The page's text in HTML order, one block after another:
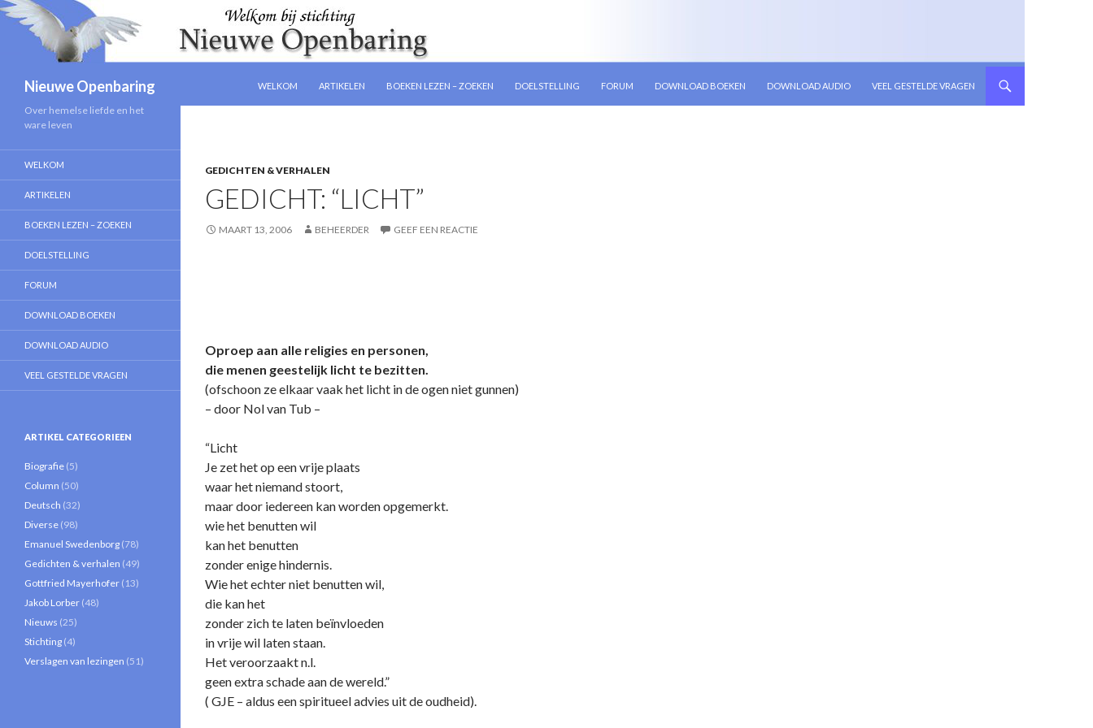
Nieuwe Openbaring
WELKOM
ARTIKELEN BOEKEN LEZEN – ZOEKEN DOELSTELLING FORUM DOWNLOAD BOEKEN DOWNLOAD AUDIO VEEL GESTELDE VRAGEN
GEDICHTEN & VERHALEN
GEDICHT: “LICHT”
MAART 13, 2006 BEHEERDER GEEF EEN REACTIE
Oproep aan alle religies en personen,
die menen geestelijk licht te bezitten.
(ofschoon ze elkaar vaak het licht in de ogen niet gunnen)
– door Nol van Tub –
“Licht
Je zet het op een vrije plaats
waar het niemand stoort,
maar door iedereen kan worden opgemerkt.
wie het benutten wil
kan het benutten
zonder enige hindernis.
Wie het echter niet benutten wil,
die kan het
zonder zich te laten beïnvloeden
in vrije wil laten staan.
Het veroorzaakt n.l.
geen extra schade aan de wereld.”
( GJE – aldus een spiritueel advies uit de oudheid).
Over hemelse liefde en het
ware leven
WELKOM
ARTIKELEN
BOEKEN LEZEN – ZOEKEN
DOELSTELLING
FORUM
DOWNLOAD BOEKEN
DOWNLOAD AUDIO
VEEL GESTELDE VRAGEN
ARTIKEL CATEGORIEEN
Biografie (5)
Column (50)
Deutsch (32)
Diverse (98)
Emanuel Swedenborg (78)
Gedichten & verhalen (49)
Gottfried Mayerhofer (13)
Jakob Lorber (48)
Nieuws (25)
Stichting (4)
Verslagen van lezingen (51)